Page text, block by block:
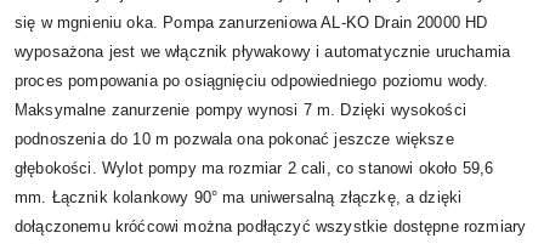
się w mgnieniu oka. Pompa zanurzeniowa AL-KO Drain 20000 HD
wyposażona jest we włącznik pływakowy i automatycznie uruchamia
proces pompowania po osiągnięciu odpowiedniego poziomu wody.
Maksymalne zanurzenie pompy wynosi 7 m. Dzięki wysokości
podnoszenia do 10 m pozwala ona pokonać jeszcze większe
głębokości. Wylot pompy ma rozmiar 2 cali, co stanowi około 59,6
mm. Łącznik kolankowy 90° ma uniwersalną złączkę, a dzięki
dołączonemu króćcowi można podłączyć wszystkie dostępne rozmiary